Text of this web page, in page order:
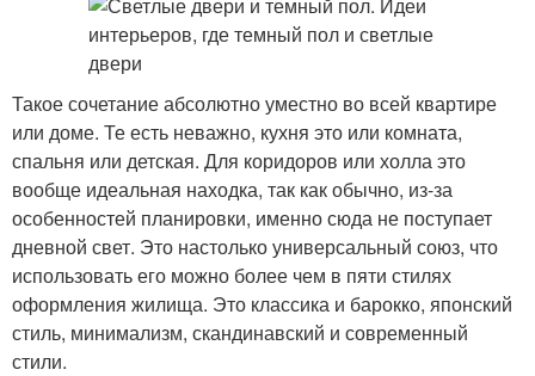
Такое сочетание абсолютно уместно во всей квартире
или доме. Те есть неважно, кухня это или комната,
спальня или детская. Для коридоров или холла это
вообще идеальная находка, так как обычно, из-за
особенностей планировки, именно сюда не поступает
дневной свет. Это настолько универсальный союз, что
использовать его можно более чем в пяти стилях
оформления жилища. Это классика и барокко, японский
стиль, минимализм, скандинавский и современный
стили.